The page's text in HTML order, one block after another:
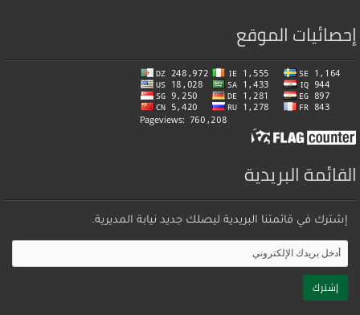
إحصائيات الموقع
القائمة البريدية
إشترك في قائمتنا البريدية ليصلك جديد نيابة المديرية.